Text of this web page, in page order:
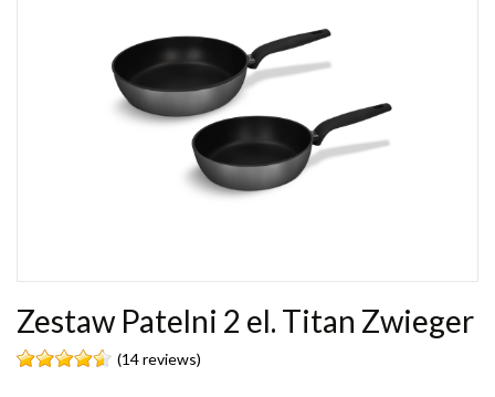
Zestaw Patelni 2 el. Titan Zwieger
(14 reviews)